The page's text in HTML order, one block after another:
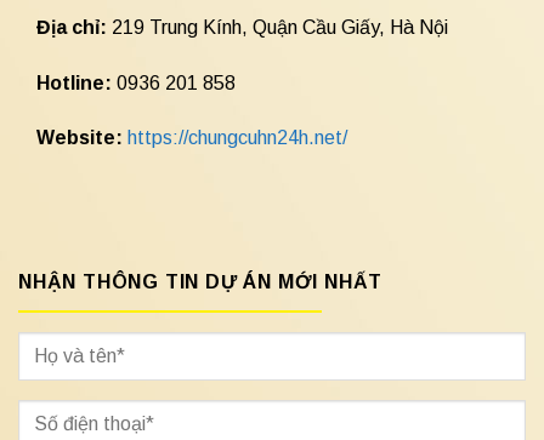
Địa chỉ: 219 Trung Kính, Quận Cầu Giấy, Hà Nội
Hotline: 0936 201 858
Website: https://chungcuhn24h.net/
NHẬN THÔNG TIN DỰ ÁN MỚI NHẤT